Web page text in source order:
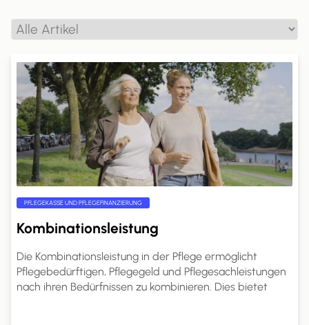
PFLEGEKASSE UND PFLEGEFINANZIERUNG
Kombinationsleistung
Die Kombinationsleistung in der Pflege ermöglicht
Pflegebedürftigen, Pflegegeld und Pflegesachleistungen
nach ihren Bedürfnissen zu kombinieren. Dies bietet